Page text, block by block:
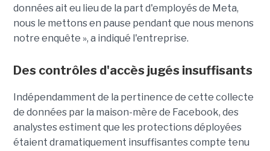
données ait eu lieu de la part d'employés de Meta,
nous le mettons en pause pendant que nous menons
notre enquête », a indiqué l'entreprise.
Des contrôles d'accès jugés insuffisants
Indépendamment de la pertinence de cette collecte
de données par la maison-mère de Facebook, des
analystes estiment que les protections déployées
étaient dramatiquement insuffisantes compte tenu